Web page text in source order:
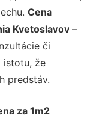
Cena
Kvetoslavov –
či
istotu, že
predstáv.
za 1m2